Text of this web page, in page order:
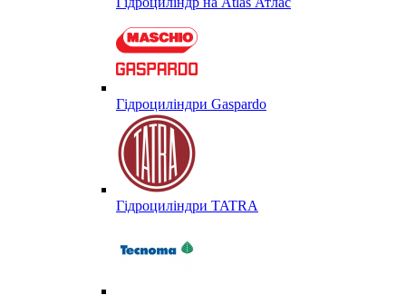
Гідроциліндри Gaspardo
Гідроциліндри TATRA